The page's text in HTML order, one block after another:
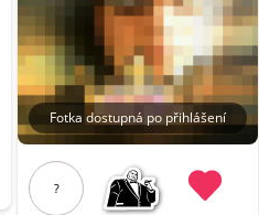
Fotka dostupná po přihlášení
?